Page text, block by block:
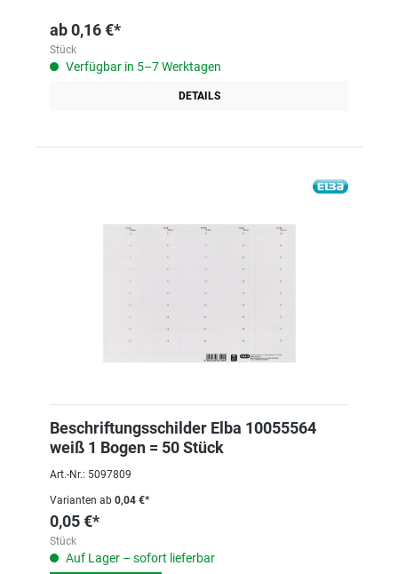
ab0,16 €*
Stück
Verfügbar in 5–7 Werktagen
DETAILS
Beschriftungsschilder Elba 10055564
weiß 1 Bogen = 50 Stück
Art.-Nr.: 5097809
Varianten ab 0,04 €*
0,05 €*
Stück
Auf Lager – sofort lieferbar